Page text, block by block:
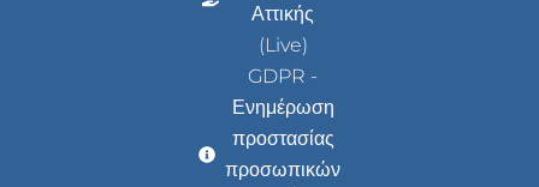
Αττικής
(Live)
GDPR -
Ενημέρωση
προστασίας
προσωπικών